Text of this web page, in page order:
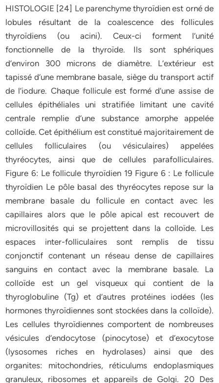
HISTOLOGIE [24] Le parenchyme thyroïdien est orné de
lobules résultant de la coalescence des follicules
thyroïdiens (ou acini). Ceux-ci forment l’unité
fonctionnelle de la thyroïde. Ils sont sphériques
d’environ 300 microns de diamètre. L’extérieur est
tapissé d’une membrane basale, siège du transport actif
de l’iodure. Chaque follicule est formé d’une assise de
cellules épithéliales uni stratifiée limitant une cavité
centrale remplie d’une substance amorphe appelée
colloïde. Cet épithélium est constitué majoritairement de
cellules folliculaires (ou vésiculaires) appelées
thyréocytes, ainsi que de cellules parafolliculaires.
Figure 6: Le follicule thyroïdien 19 Figure 6 : Le follicule
thyroïdien Le pôle basal des thyréocytes repose sur la
membrane basale du follicule en contact avec les
capillaires alors que le pôle apical est recouvert de
microvillosités qui se projettent dans la colloïde. Les
espaces inter-folliculaires sont remplis de tissu
conjonctif contenant un réseau dense de capillaires
sanguins en contact avec la membrane basale. La
colloïde est un gel visqueux qui contient de la
thyroglobuline (Tg) et d’autres protéines iodées (les
hormones thyroïdiennes sont stockées dans la colloïde).
Les cellules thyroïdiennes comportent de nombreuses
vésicules d’endocytose (pinocytose) et d’exocytose
(lysosomes riches en hydrolases) ainsi que des
organites: mitochondries, réticulums endoplasmiques
granuleux, ribosomes et appareils de Golgi. 20 Des